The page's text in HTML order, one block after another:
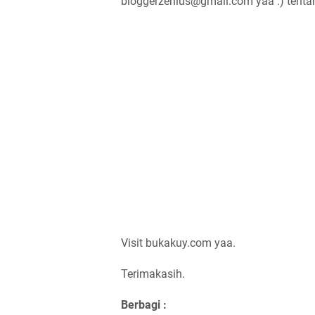
Visit bukakuy.com yaa.
Terimakasih.
Berbagi :